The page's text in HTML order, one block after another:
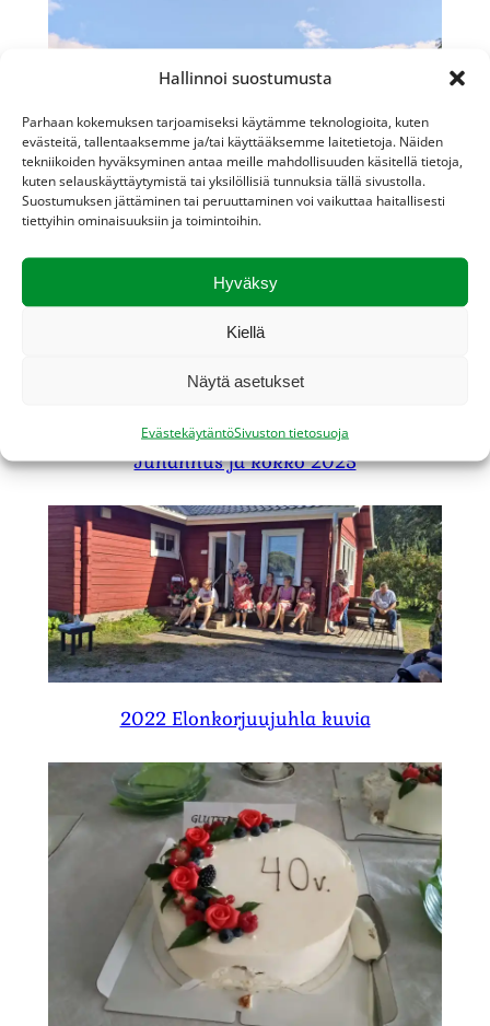
Hallinnoi suostumusta
Parhaan kokemuksen tarjoamiseksi käytämme teknologioita, kuten
evästeitä, tallentaaksemme ja/tai käyttääksemme laitetietoja. Näiden
tekniikoiden hyväksyminen antaa meille mahdollisuuden käsitellä tietoja,
kuten selauskäyttäytymistä tai yksilöllisiä tunnuksia tällä sivustolla.
Suostumuksen jättäminen tai peruuttaminen voi vaikuttaa haitallisesti
tiettyihin ominaisuuksiin ja toimintoihin.
Hyväksy
Kiellä
Näytä asetukset
EvästekäytäntöSivuston tietosuoja
Juhannus ja kokko 2025
2022 Elonkorjuujuhla kuvia